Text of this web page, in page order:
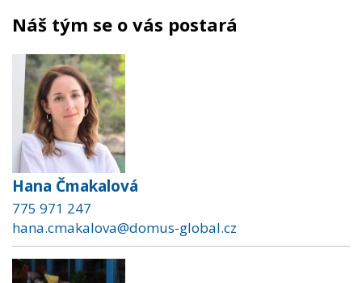
Náš tým se o vás postará
Hana Čmakalová
775 971 247
hana.cmakalova@domus-global.cz